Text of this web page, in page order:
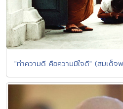
"ทำความดี คือความมีใจดี" (สมเด็